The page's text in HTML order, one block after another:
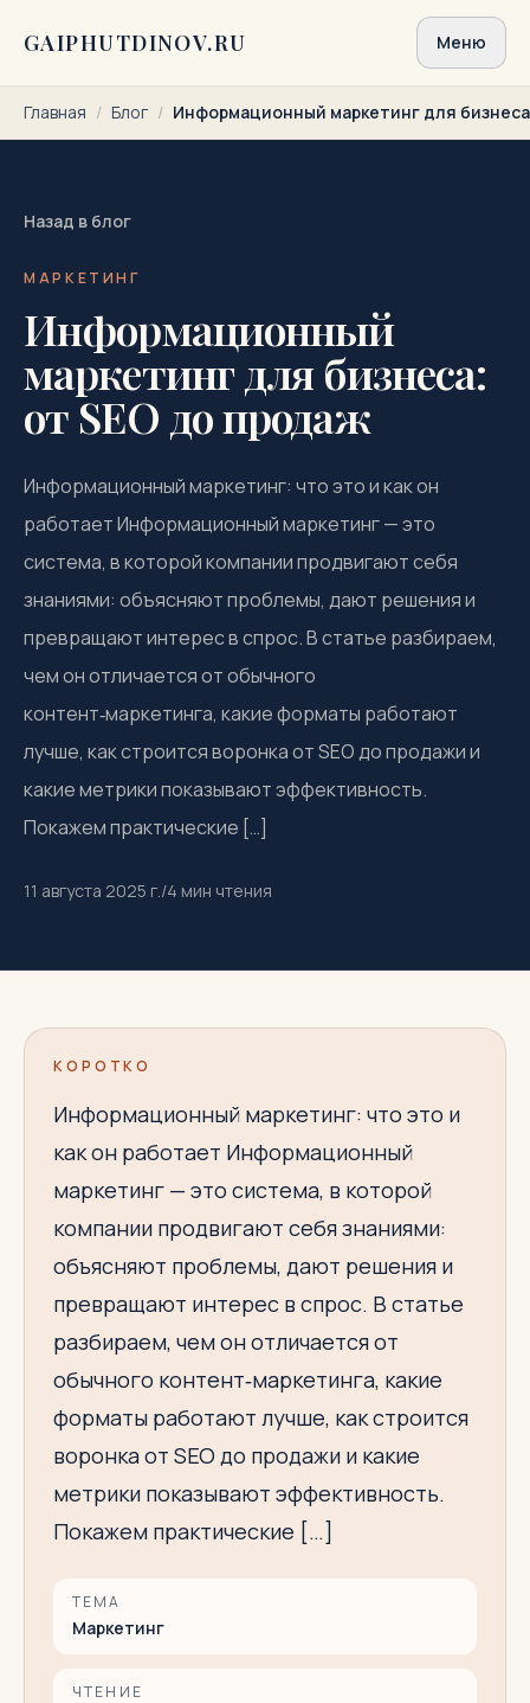
GAIPHUTDINOV.RU Меню
Главная / Блог / Информационный маркетинг для
Назад в блог
МАРКЕТИНГ
Информационный
маркетинг для бизнеса:
от SEO до продаж
Информационный маркетинг: что это и как он
работает Информационный маркетинг — это
система, в которой компании продвигают себя
знаниями: объясняют проблемы, дают решения и
превращают интерес в спрос. В статье разбираем,
чем он отличается от обычного
контент‑маркетинга, какие форматы работают
лучше, как строится воронка от SEO до продажи и
какие метрики показывают эффективность.
Покажем практические […]
11 августа 2025 г./4 мин чтения
КОРОТКО
Информационный маркетинг: что это и
как он работает Информационный
маркетинг — это система, в которой
компании продвигают себя знаниями:
объясняют проблемы, дают решения и
превращают интерес в спрос. В статье
разбираем, чем он отличается от
обычного контент‑маркетинга, какие
форматы работают лучше, как строится
воронка от SEO до продажи и какие
метрики показывают эффективность.
Покажем практические […]
ТЕМА
Маркетинг
ЧТЕНИЕ